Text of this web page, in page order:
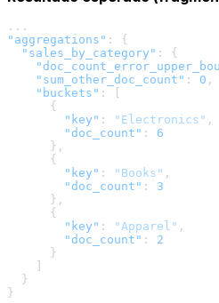
"aggregations" :
{
"sales_by_category" :
{
"sum_other_doc_count" : 0 ,
"buckets" :
[
{
"key" : "Electronics" ,
"doc_count" :
6
} ,
{
"key" : "Books" ,
"doc_count" :
3
} ,
{
"key" : "Apparel" ,
"doc_count" :
2
}
]
}
}